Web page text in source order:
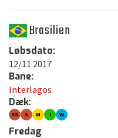
Brasilien
Løbsdato:
12/11 2017
Bane:
Interlagos
Dæk:
SS S M I W
Fredag